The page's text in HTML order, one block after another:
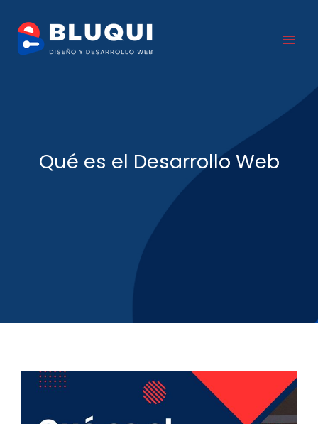
contenido
Qué es el Desarrollo Web